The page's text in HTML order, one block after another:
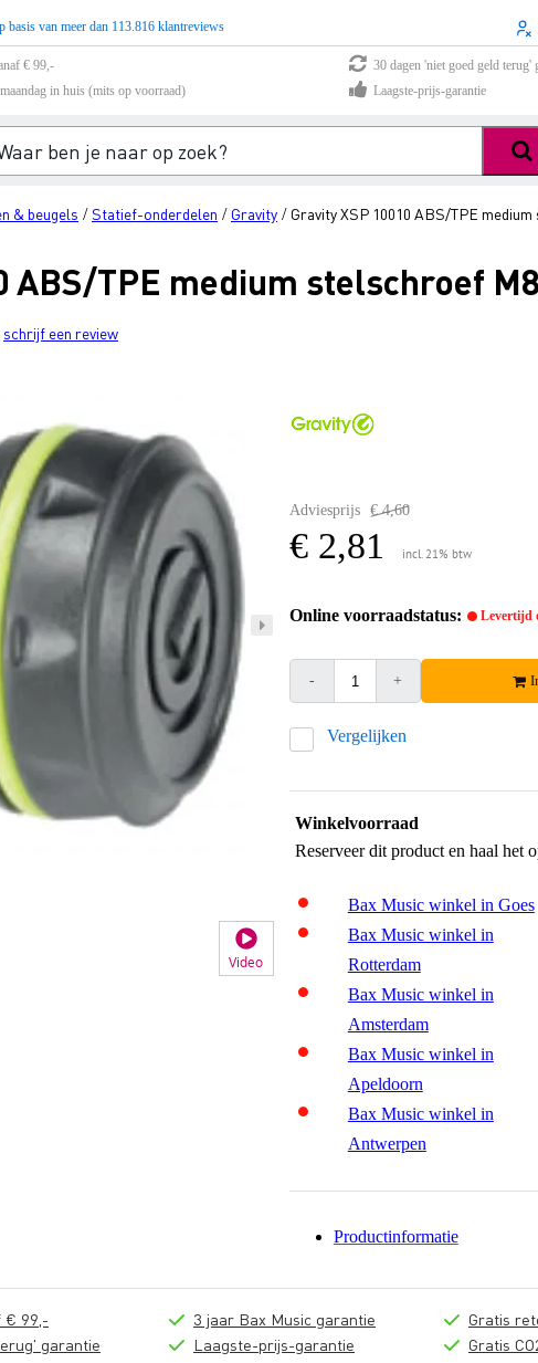
basis van meer dan 113.816 klantreviews
€ 99,-
30 dagen 'niet goed geld terug'
in huis (mits op voorraad)
Laagste-prijs-garantie
& beugels /Statief-onderdelen / Gravity / Gravity XSP 10010 ABS/TPE
ABS/TPE medium stelschroef
schrijf een review
Video
Adviesprijs € 4,60
€ 2,81 incl. 21% btw
Online voorraadstatus: Levertijd
- +
Vergelijken
Winkelvoorraad
Reserveer dit product en haal het
Bax Music winkel in Goes
Bax Music winkel in
Rotterdam
Bax Music winkel in
Amsterdam
Bax Music winkel in
Apeldoorn
Bax Music winkel in
Antwerpen
Productinformatie
€ 99,-
garantie
3 jaar Bax Music garantie
Laagste-prijs-garantie
Gratis
Gratis